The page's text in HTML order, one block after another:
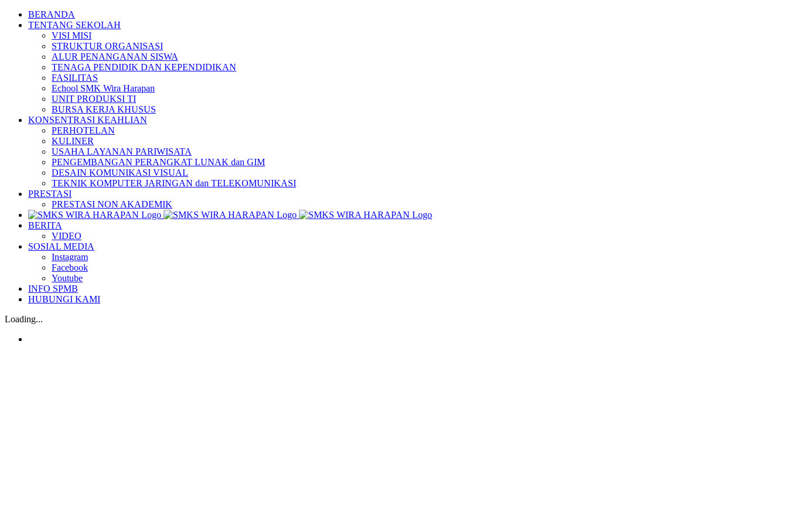
Skip
BERANDA
TENTANG SEKOLAH
VISI MISI
STRUKTUR ORGANISASI
ALUR PENANGANAN SISWA
TENAGA PENDIDIK DAN KEPENDIDIKAN
FASILITAS
Echool SMK Wira Harapan
UNIT PRODUKSI TI
BURSA KERJA KHUSUS
KONSENTRASI KEAHLIAN
PERHOTELAN
KULINER
USAHA LAYANAN PARIWISATA
PENGEMBANGAN PERANGKAT LUNAK dan GIM
DESAIN KOMUNIKASI VISUAL
TEKNIK KOMPUTER JARINGAN dan TELEKOMUNIKASI
PRESTASI
PRESTASI NON AKADEMIK
BERITA
VIDEO
SOSIAL MEDIA
Instagram
Facebook
Youtube
INFO SPMB
HUBUNGI KAMI
Loading...